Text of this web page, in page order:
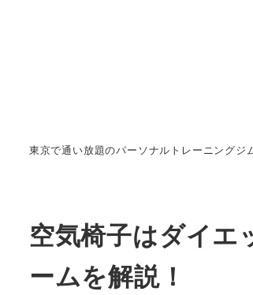
東京で通い放題のパーソナルトレーニングジ
空気椅子はダイエ
ームを解説！